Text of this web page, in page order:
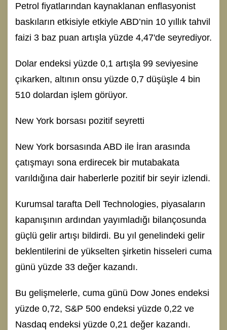
Petrol fiyatlarından kaynaklanan enflasyonist
baskıların etkisiyle etkiyle ABD’nin 10 yıllık tahvil
faizi 3 baz puan artışla yüzde 4,47'de seyrediyor.
Dolar endeksi yüzde 0,1 artışla 99 seviyesine
çıkarken, altının onsu yüzde 0,7 düşüşle 4 bin
510 dolardan işlem görüyor.
New York borsası pozitif seyretti
New York borsasında ABD ile İran arasında
çatışmayı sona erdirecek bir mutabakata
varıldığına dair haberlerle pozitif bir seyir izlendi.
Kurumsal tarafta Dell Technologies, piyasaların
kapanışının ardından yayımladığı bilançosunda
güçlü gelir artışı bildirdi. Bu yıl genelindeki gelir
beklentilerini de yükselten şirketin hisseleri cuma
günü yüzde 33 değer kazandı.
Bu gelişmelerle, cuma günü Dow Jones endeksi
yüzde 0,72, S&P 500 endeksi yüzde 0,22 ve
Nasdaq endeksi yüzde 0,21 değer kazandı.